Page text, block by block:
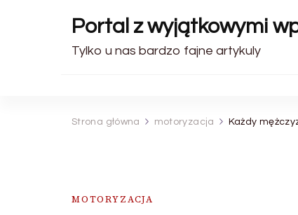
Portal z wyjątkowymi
Tylko u nas bardzo fajne artykuly
Strona główna motoryzacja Każdy
MOTORYZACJA